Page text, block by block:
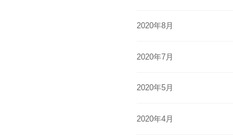
2020年8月
2020年7月
2020年5月
2020年4月